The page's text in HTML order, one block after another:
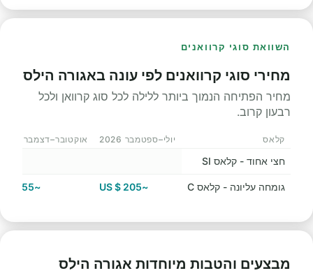
השוואת סוגי קרוואנים
מחירי סוגי קרוואנים לפי עונה באגורה הילס
מחיר הפתיחה הנמוך ביותר ללילה לכל סוג קרוואן ולכל
רבעון קרוב.
קלאס יולי–ספטמבר 2026 אוקטובר–דצמבר 2026
חצי אחוד - קלאס SI
גומחה עליונה - קלאס C ~205 $ US
~55 $ US
מבצעים והטבות מיוחדות אגורה הילס